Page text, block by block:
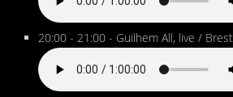
20:00 - 21:00 - Guilhem All, live / Brest